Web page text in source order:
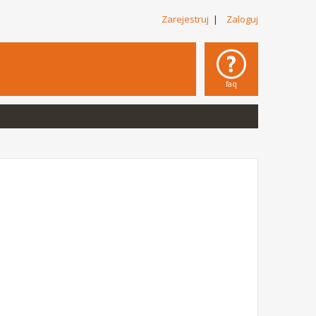
Zarejestruj | Zaloguj
faq